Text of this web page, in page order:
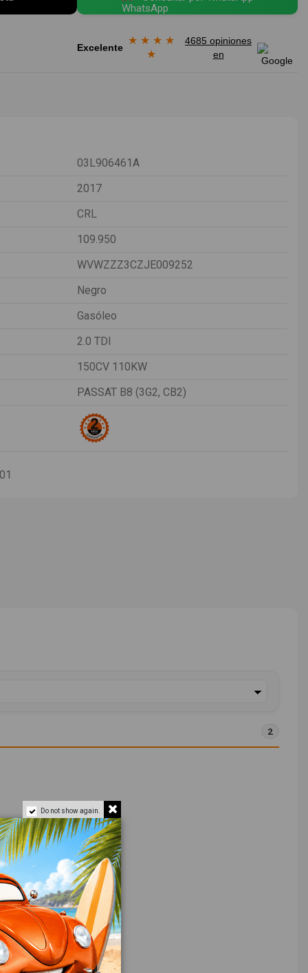
Excelente
★ ★ ★ ★
★
4685 opiniones
en
03L906461A
2017
CRL
109.950
WVWZZZ3CZJE009252
Negro
Gasóleo
2.0 TDI
150CV 110KW
PASSAT B8 (3G2, CB2)
2
Do not show again.